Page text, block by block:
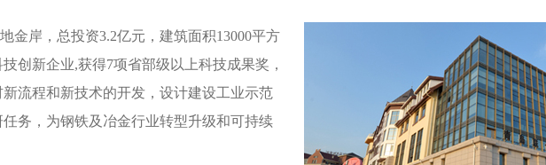
金岸，总投资3.2亿元，建筑面积13000平方
创新企业,获得7项省部级以上科技成果奖，
流程和新技术的开发，设计建设工业示范
务，为钢铁及冶金行业转型升级和可持续